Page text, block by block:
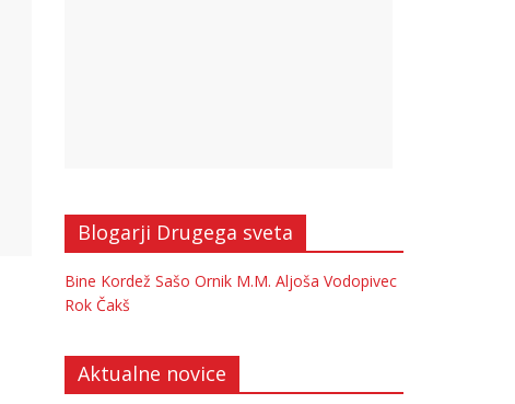
Blogarji Drugega sveta
Bine Kordež Sašo Ornik M.M. Aljoša Vodopivec
Rok Čakš
Aktualne novice